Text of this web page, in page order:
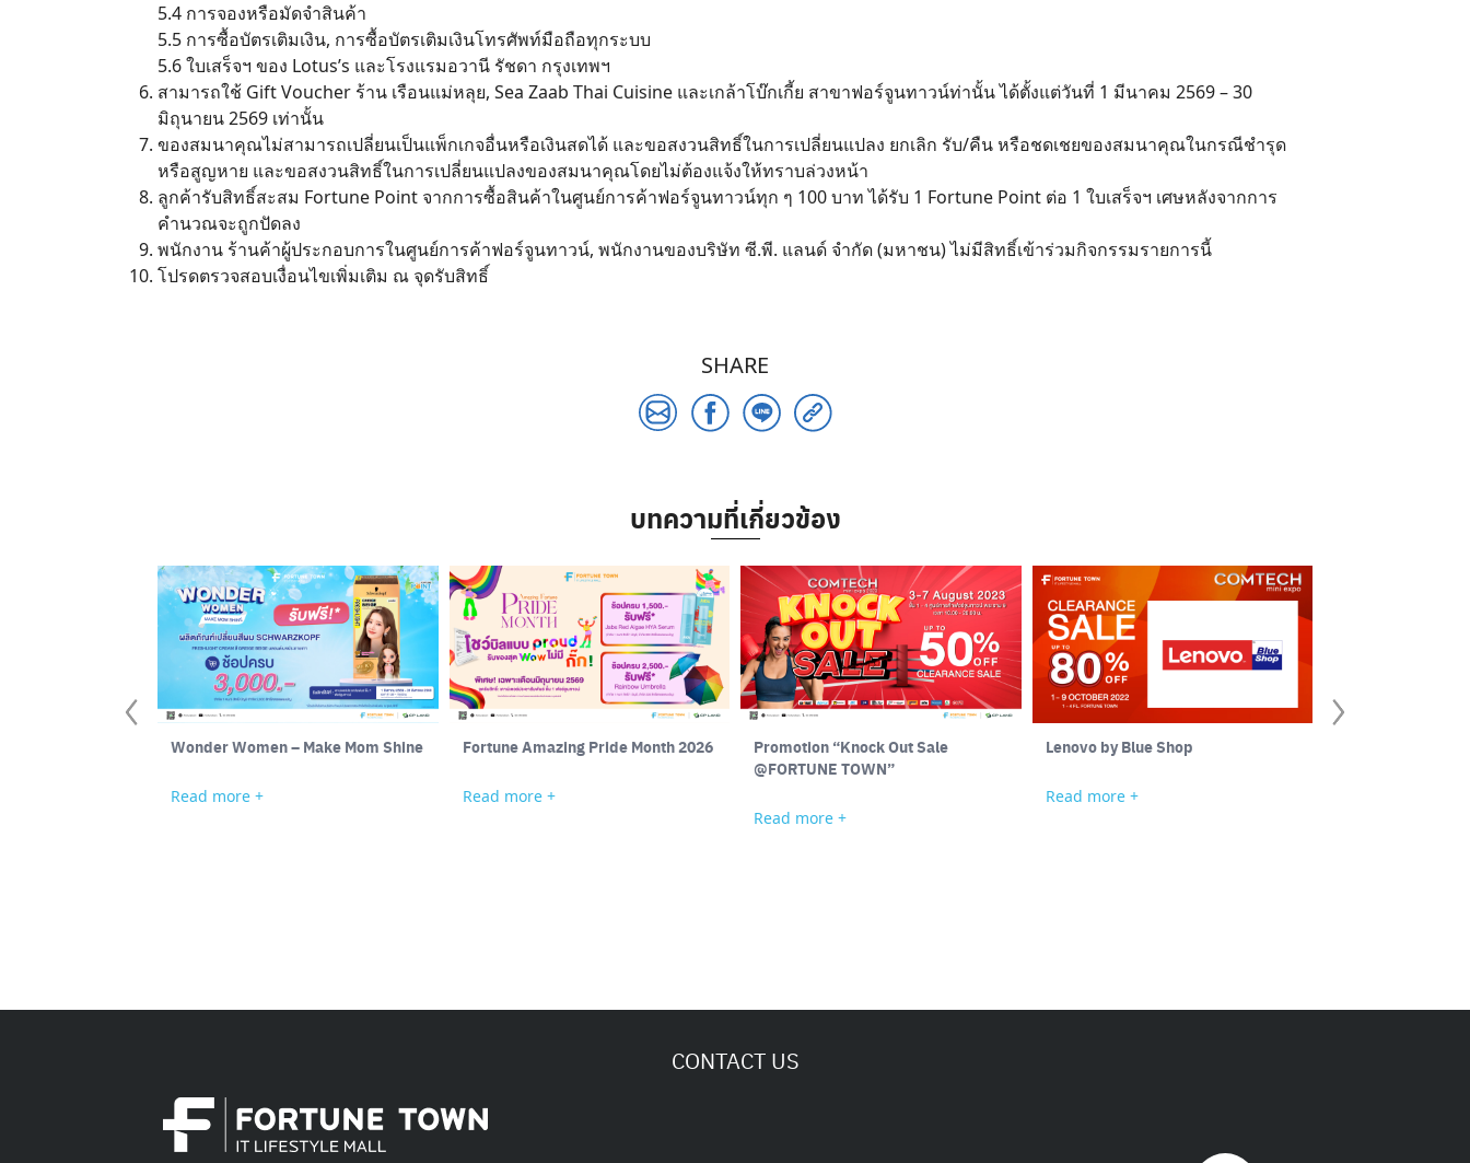
5.4 การจองหรือมัดจำสินค้า
5.5 การซื้อบัตรเติมเงิน, การซื้อบัตรเติมเงินโทรศัพท์มือถือทุกระบบ
5.6 ใบเสร็จฯ ของ Lotus’s และโรงแรมอวานี รัชดา กรุงเทพฯ
สามารถใช้ Gift Voucher ร้าน เรือนแม่หลุย, Sea Zaab Thai Cuisine และเกล้าโบ๊กเกี้ย สาขาฟอร์จูนทาวน์ท่านั้น ได้ตั้งแต่วันที่ 1 มีนาคม 2569 – 30
มิถุนายน 2569 เท่านั้น
ของสมนาคุณไม่สามารถเปลี่ยนเป็นแพ็กเกจอื่นหรือเงินสดได้ และขอสงวนสิทธิ์ในการเปลี่ยนแปลง ยกเลิก รับ/คืน หรือชดเชยของสมนาคุณในกรณีชำรุด
หรือสูญหาย และขอสงวนสิทธิ์ในการเปลี่ยนแปลงของสมนาคุณโดยไม่ต้องแจ้งให้ทราบล่วงหน้า
ลูกค้ารับสิทธิ์สะสม Fortune Point จากการซื้อสินค้าในศูนย์การค้าฟอร์จูนทาวน์ทุก ๆ 100 บาท ได้รับ 1 Fortune Point ต่อ 1 ใบเสร็จฯ เศษหลังจากการ
คำนวณจะถูกปัดลง
พนักงาน ร้านค้าผู้ประกอบการในศูนย์การค้าฟอร์จูนทาวน์, พนักงานของบริษัท ซี.พี. แลนด์ จำกัด (มหาชน) ไม่มีสิทธิ์เข้าร่วมกิจกรรมรายการนี้
โปรดตรวจสอบเงื่อนไขเพิ่มเติม ณ จุดรับสิทธิ์
SHARE
บทความที่เกี่ยวข้อง
Wonder Women – Make Mom Shine
Read more +
Fortune Amazing Pride Month 2026
Read more +
Promotion “Knock Out Sale
@FORTUNE TOWN”
Read more +
Lenovo by Blue Shop
Read more +
CONTACT US